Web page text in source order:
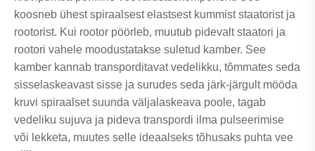
koosneb ühest spiraalsest elastsest kummist staatorist ja
rootorist. Kui rootor pöörleb, muutub pidevalt staatori ja
rootori vahele moodustatakse suletud kamber. See
kamber kannab transporditavat vedelikku, tõmmates seda
sisselaskeavast sisse ja surudes seda järk-järgult mööda
kruvi spiraalset suunda väljalaskeava poole, tagab
vedeliku sujuva ja pideva transpordi ilma pulseerimise
või lekketa, muutes selle ideaalseks tõhusaks puhta vee